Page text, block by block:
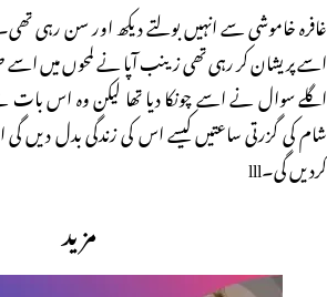
غافرہ خاموشی سے انہیں بولتے دیکھ اور سن رہی
اسے پریشان کر رہی تھی زینب آپا نے لمحوں میں اسے
اگلے سوال نے اسے چونکا دیا تھا لیکن وہ اس
شام کی گزرتی ساعتیں کیسے اس کی زندگی بدل دیں
کردیں گی۔lll
مزید